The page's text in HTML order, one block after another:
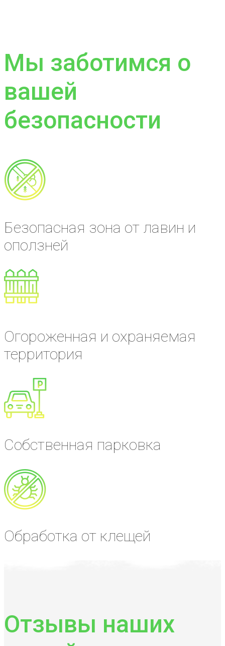
Мы заботимся о
вашей
безопасности
Безопасная зона от лавин и
оползней
Огороженная и охраняемая
территория
Собственная парковка
Обработка от клещей
Отзывы наших